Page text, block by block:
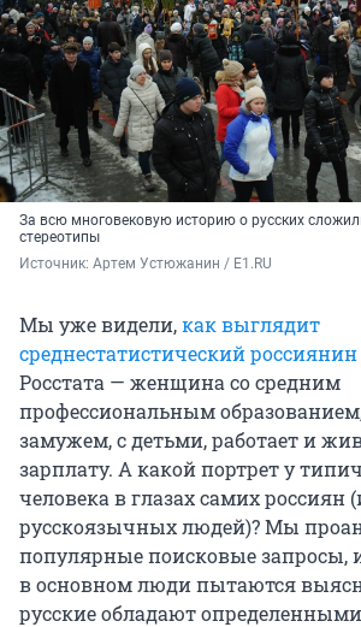
За всю многовековую историю о русских
стереотипы
Источник: Артем Устюжанин / E1.RU
Мы уже видели,как выглядит
среднестатистический россиянин
Росстата — женщина со средним
профессиональным
замужем, с детьми, работает и
зарплату. А какой портрет у
человека в глазах самих россиян
русскоязычных людей)? Мы
популярные поисковые запросы,
в основном люди пытаются
русские обладают